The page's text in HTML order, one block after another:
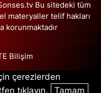
Bu sitedeki tüm
materyaller telif hakları
korunmaktadır
Bilişim
çerezlerden
tıklayın.
Tamam